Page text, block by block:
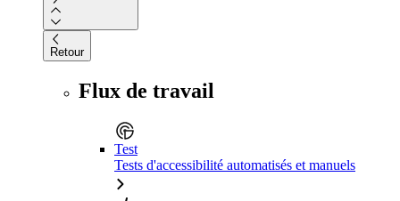
Retour
Flux de travail
Test
Tests d'accessibilité automatisés et manuels